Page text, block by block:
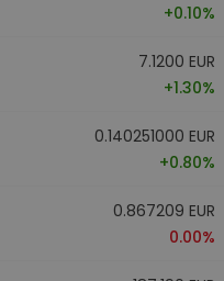
+0.10%
7.1200 EUR
+1.30%
0.140251000 EUR
+0.80%
0.867209 EUR
0.00%